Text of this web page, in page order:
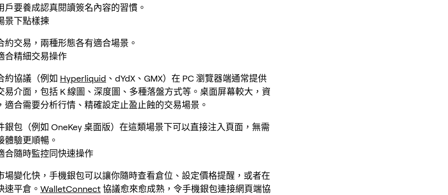
戶要養成認真閱讀簽名內容的習慣。
景下點樣揀
約交易，兩種形態各有適合場景。
合精細交易操作
約協議（例如 Hyperliquid 、dYdX、GMX）在 PC 瀏覽器端通常提供
易介面，包括 K 線圖、深度圖、多種落盤方式等。桌面屏幕較大，資
適合需要分析行情、精確設定止盈止蝕的交易場景。
銀包（例如 OneKey 桌面版）在這類場景下可以直接注入頁面，無需
體驗更順暢。
合隨時監控同快速操作
場變化快，手機銀包可以讓你隨時查看倉位、設定價格提醒，或者在
速平倉。 WalletConnect協議愈來愈成熟，令手機銀包連接網頁端協